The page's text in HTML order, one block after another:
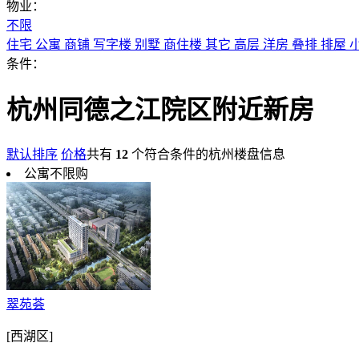
物业：
不限
住宅 公寓 商铺 写字楼 别墅 商住楼 其它 高层 洋房 叠排 排屋
条件：
杭州同德之江院区附近新房
默认排序 价格共有 12 个符合条件的杭州楼盘信息
公寓不限购
翠苑荟
[西湖区]